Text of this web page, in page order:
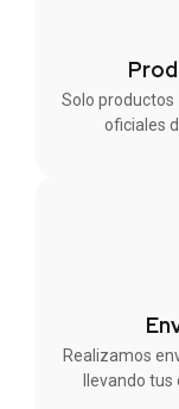
Solo productos
oficiales
Realizamos
llevando